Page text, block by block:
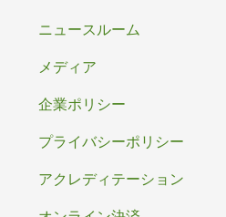
ッ
タ
ー
ニュースルーム
メディア
企業ポリシー
プライバシーポリシー
アクレディテーション